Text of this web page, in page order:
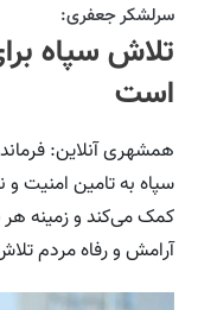
سرلشکر جعفری:
تلاش سپاه
است
همشهری آنلاین:
سپاه به تامین امنیت
کمک می‌کند و زمینه
آرامش و رفاه مردم